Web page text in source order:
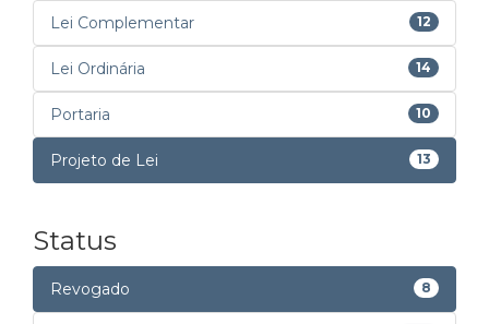
Lei Complementar 12
Lei Ordinária 14
Portaria 10
Projeto de Lei 13
Status
Revogado 8